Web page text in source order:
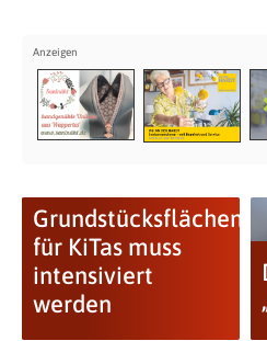
für KiTas muss
intensiviert
werden